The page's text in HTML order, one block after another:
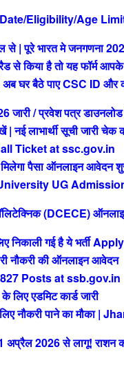
Eligibility/Age
से | पूरे भारत मे जनगणना
किया है तो यह फॉर्म आपके
घर बैठे पाए CSC ID और
जारी / प्रवेश पत्र
लाभार्थी सूची जारी चेक
Ticket at ssc.gov.in
पैसा ऑनलाइन आवेदन
UG
(DCECE)
गई है ये भर्ती
नौकरी की ऑनलाइन आवेदन
Posts at ssb.gov.in
एडमिट कार्ड जारी
नौकरी पाने का मौका |
2026 से लागू! राशन